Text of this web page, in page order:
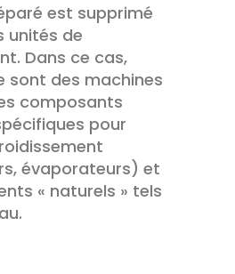
est supprimé
unités de
Dans ce cas,
sont des machines
composants
pour
évaporateurs) et
« naturels » tels